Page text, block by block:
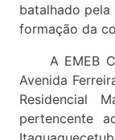
batalhado
formação da
A EMEB
Avenida
Residencial
pertencente